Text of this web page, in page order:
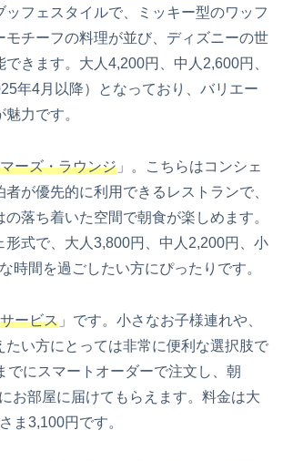
ッフェスタイルで、ミッキー型のワッフ
モチーフの料理が並び、ディズニーの世
きます。大人4,200円、中人2,600円、
年4月以降）となっており、バリエー
力です。
ーズ・ラウンジ 」。こちらはコンシェ
者が優先的に利用できるレストランで、
落ち着いた空間で朝食が楽しめます。
形式で、大人3,800円、中人2,200円、小
時間を過ごしたい方にぴったりです。
ービス 」です。小さなお子様連れや、
たい方にとっては非常に便利な選択肢で
でにスマートオーダーで注文し、朝
お部屋に届けてもらえます。料金は大
ま3,100円です。